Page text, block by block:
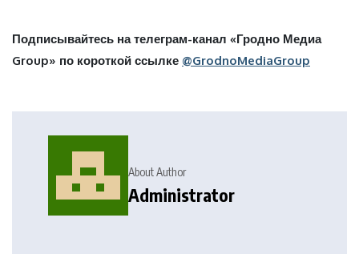
Подписывайтесь на телеграм-канал «Гродно Медиа
Group» по короткой ссылке @GrodnoMediaGroup
About Author
Administrator